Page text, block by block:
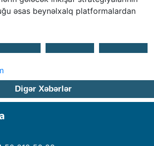
əsas beynəlxalq platformalardan
Digər Xəbərlər